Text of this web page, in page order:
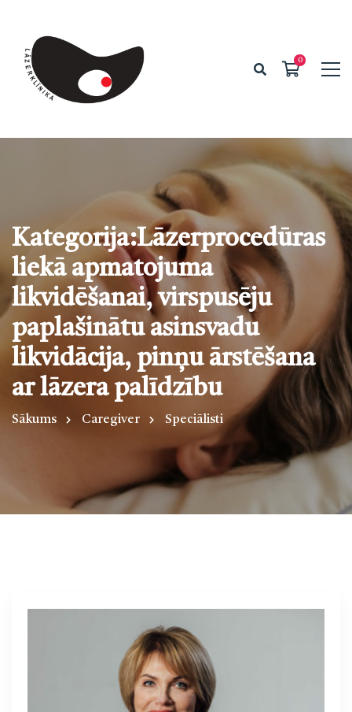
Kategorija:Lāzerprocedūras
liekā apmatojuma
likvidēšanai, virspusēju
paplašinātu asinsvadu
likvidācija, pinņu ārstēšana
ar lāzera palīdzību
Sākums Caregiver Speciālisti